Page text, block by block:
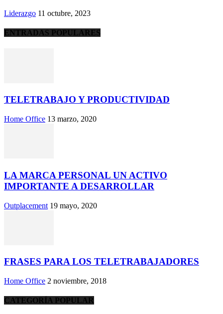
Liderazgo 11 octubre, 2023
ENTRADAS POPULARES
TELETRABAJO Y PRODUCTIVIDAD
Home Office 13 marzo, 2020
LA MARCA PERSONAL UN ACTIVO
IMPORTANTE A DESARROLLAR
Outplacement 19 mayo, 2020
FRASES PARA LOS TELETRABAJADORES
Home Office 2 noviembre, 2018
CATEGORÍA POPULAR